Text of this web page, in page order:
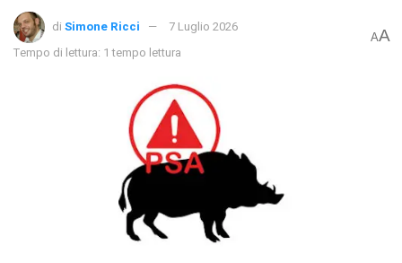
di Simone Ricci
7 Luglio 2026
Tempo di lettura: 1 tempo lettura
AA